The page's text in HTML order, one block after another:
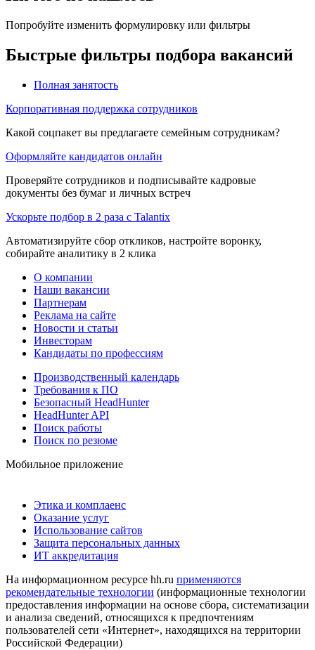
Попробуйте изменить формулировку или фильтры
Быстрые фильтры подбора вакансий
Полная занятость
Корпоративная поддержка сотрудников
Какой соцпакет вы предлагаете семейным сотрудникам?
Оформляйте кандидатов онлайн
Проверяйте сотрудников и подписывайте кадровые
документы без бумаг и личных встреч
Ускорьте подбор в 2 раза с Talantix
Автоматизируйте сбор откликов, настройте воронку,
собирайте аналитику в 2 клика
О компании
Наши вакансии
Партнерам
Реклама на сайте
Новости и статьи
Инвесторам
Кандидаты по профессиям
Производственный календарь
Требования к ПО
Безопасный HeadHunter
HeadHunter API
Поиск работы
Поиск по резюме
Мобильное приложение
Этика и комплаенс
Оказание услуг
Использование сайтов
Защита персональных данных
ИТ аккредитация
На информационном ресурсе hh.ru применяются
рекомендательные технологии (информационные технологии
предоставления информации на основе сбора, систематизации
и анализа сведений, относящихся к предпочтениям
пользователей сети «Интернет», находящихся на территории
Российской Федерации)